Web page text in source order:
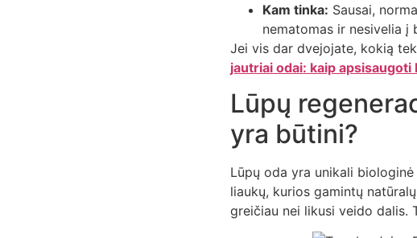
Kam tinka: Sausai,
nematomas ir nesivelia į
Jei vis dar dvejojate, kokią
jautriai odai: kaip
Lūpų
yra būtini?
Lūpų oda yra unikali
liaukų, kurios gamintų
greičiau nei likusi veido dalis.